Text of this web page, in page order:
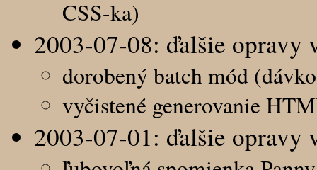
CSS-ka)
2003-07-08: ďalšie opravy
dorobený batch mód
vyčistené generovanie
2003-07-01: ďalšie opravy